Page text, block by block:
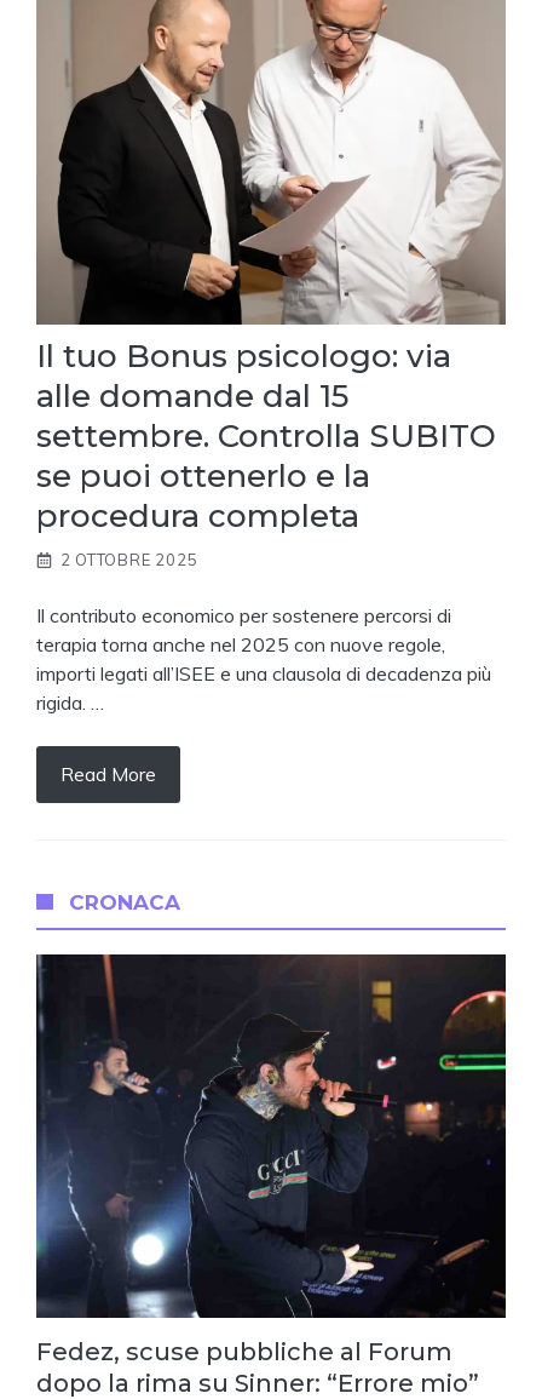
Il tuo Bonus psicologo: via
alle domande dal 15
settembre. Controlla SUBITO
se puoi ottenerlo e la
procedura completa
2 OTTOBRE 2025
Il contributo economico per sostenere percorsi di
terapia torna anche nel 2025 con nuove regole,
importi legati all’ISEE e una clausola di decadenza più
rigida. …
Read More
CRONACA
Fedez, scuse pubbliche al Forum
dopo la rima su Sinner: “Errore mio”